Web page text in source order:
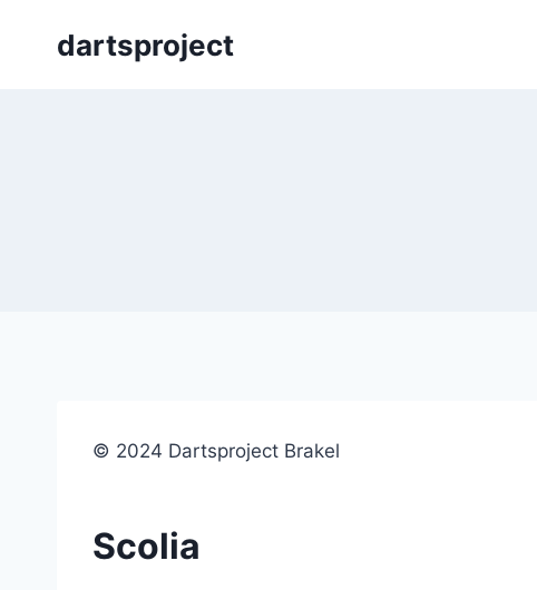
dartsproject
© 2024 Dartsproject Brakel
Scolia